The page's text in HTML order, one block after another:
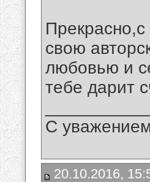
свою
любовью и
тебе дарит
С
20.10.2016,